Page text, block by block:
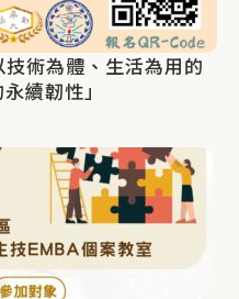
技術為體、生活為用的
續韌性」